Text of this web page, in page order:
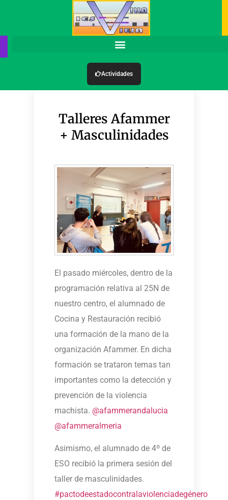
Actividades
Talleres Afammer
+ Masculinidades
El pasado miércoles, dentro de la
programación relativa al 25N de
nuestro centro, el alumnado de
Cocina y Restauración recibió
una formación de la mano de la
organización Afammer. En dicha
formación se trataron temas tan
importantes como la detección y
prevención de la violencia
machista. @afammerandalucia
@afammeralmeria
Asimismo, el alumnado de 4º de
ESO recibió la primera sesión del
taller de masculinidades.
#pactodeestadocontralaviolenciadegénero